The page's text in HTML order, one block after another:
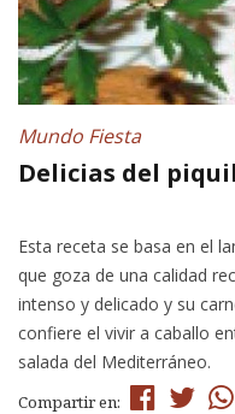
Mundo Fiesta
Delicias del
Esta receta se basa en el
que goza de una calidad
intenso y delicado y su
confiere el vivir a caballo
salada del Mediterráneo.
Compartir en: